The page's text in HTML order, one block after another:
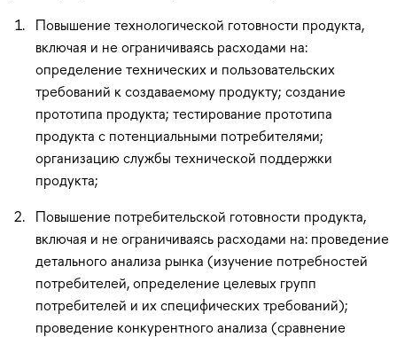
Повышение технологической готовности продукта,
включая и не ограничиваясь расходами на:
определение технических и пользовательских
требований к создаваемому продукту; создание
прототипа продукта; тестирование прототипа
продукта с потенциальными потребителями;
организацию службы технической поддержки
продукта;
Повышение потребительской готовности продукта,
включая и не ограничиваясь расходами на: проведение
детального анализа рынка (изучение потребностей
потребителей, определение целевых групп
потребителей и их специфических требований);
проведение конкурентного анализа (сравнение